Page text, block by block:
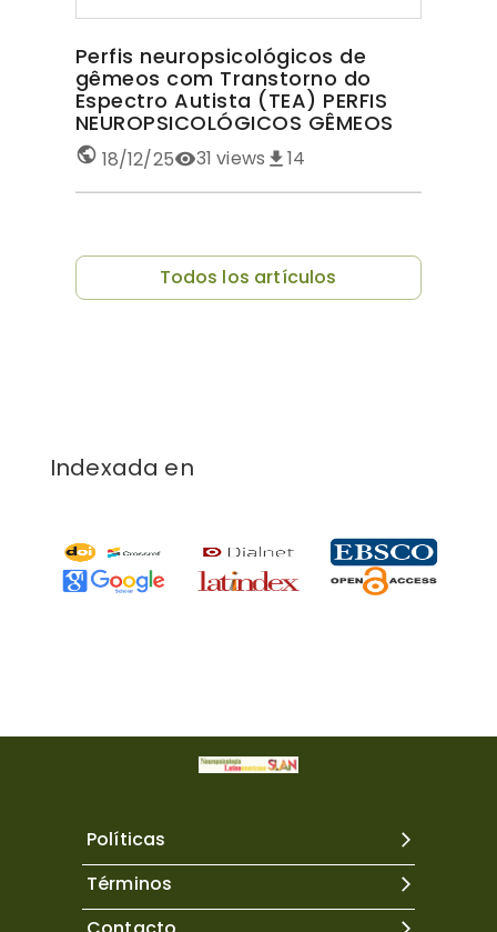
Perfis neuropsicológicos de
gêmeos com Transtorno do
Espectro Autista (TEA) PERFIS
NEUROPSICOLÓGICOS GÊMEOS
COM TEA
18/12/25 31 views 14
Todos los artículos
Indexada en
Políticas
Términos